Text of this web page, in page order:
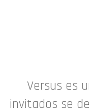
Versus es
invitados se